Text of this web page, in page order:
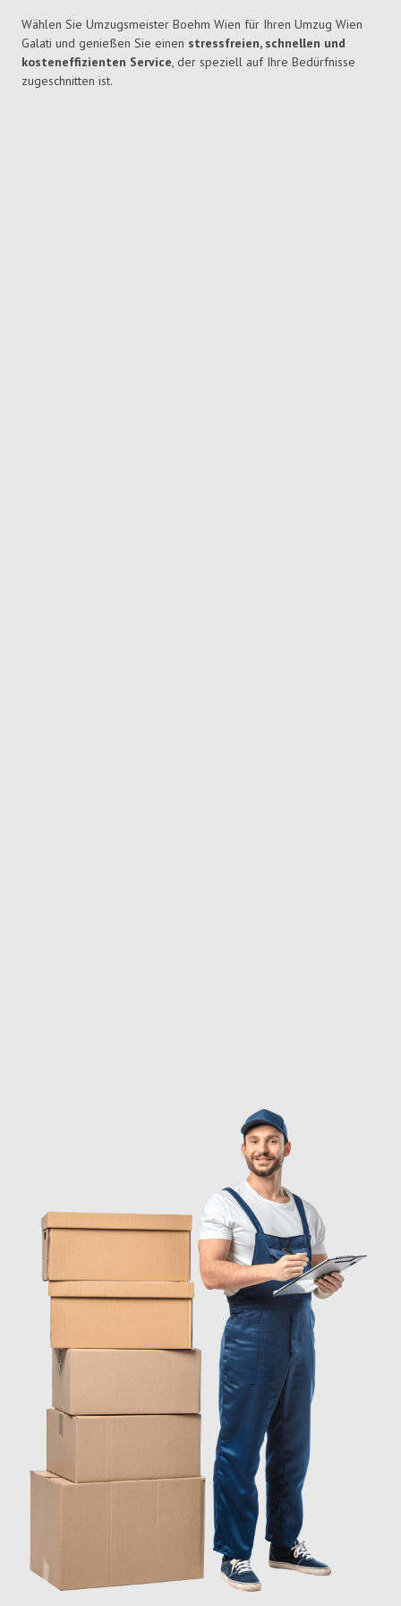
Wählen Sie Umzugsmeister Boehm Wien für Ihren Umzug Wien
Galati und genießen Sie einen stressfreien, schnellen und
kosteneffizienten Service, der speziell auf Ihre Bedürfnisse
zugeschnitten ist.